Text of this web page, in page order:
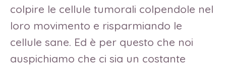
colpire le cellule tumorali colpendole nel
loro movimento e risparmiando le
cellule sane. Ed è per questo che noi
auspichiamo che ci sia un costante